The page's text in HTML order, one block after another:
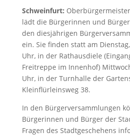
Schweinfurt:
lädt die Bürgerinnen und
den diesjährigen
ein. Sie finden statt am
Uhr, in der Rathausdiele
Freitreppe im Innenhof)
Uhr, in der Turnhalle der
Kleinflürleinsweg 38.
In den Bürgerversammlungen
Bürgerinnen und Bürger der
Fragen des Stadtgeschehens